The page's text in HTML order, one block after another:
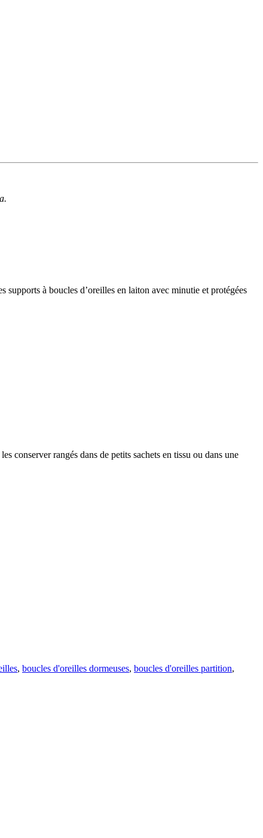
supports à boucles d’oreilles en laiton avec minutie et protégées
conserver rangés dans de petits sachets en tissu ou dans une
, boucles d'oreilles dormeuses, boucles d'oreilles partition,